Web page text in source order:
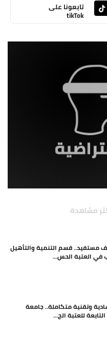
تابعونا على
tikTok
مشاهدة
من (795) ألف مستفيد.. قسم التنمية والتأهيل
في العتبة الحس...
وتقنية متكاملة.. جامعة
للعتبة الح...